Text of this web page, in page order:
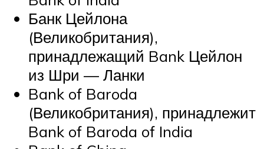
Банк Цейлона
(Великобритания),
принадлежащий Bank Цейлон
из Шри — Ланки
Bank of Baroda
(Великобритания), принадлежит
Bank of Baroda of India